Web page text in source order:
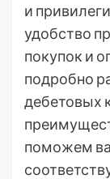
и
удобство
покупок и
подробно
дебетовых
поможем